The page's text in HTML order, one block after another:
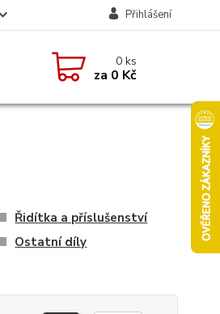
Přihlášení
0ks
za 0 Kč
Řidítka a příslušenství
Ostatní díly